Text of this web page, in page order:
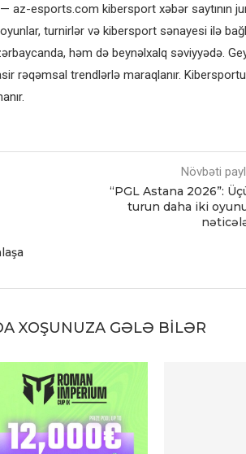
az-esports.com kibersport xəbər saytının
turnirlər və kibersport sənayesi ilə
həm də beynəlxalq səviyyədə.
rəqəmsal trendlərlə maraqlanır.
Növbəti
“PGL Astana 2026”:
turun daha iki
XOŞUNUZA GƏLƏ BILƏR